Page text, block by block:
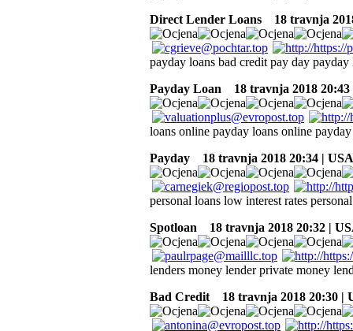
Direct Lender Loans
18 travnja
payday loans bad credit pay day payday
Payday Loan
18 travnja 2018 20:43
loans online payday loans online
Payday
18 travnja 2018 20:34 | USA
personal loans low interest rates
Spotloan
18 travnja 2018 20:32 |
lenders money lender private money
Bad Credit
18 travnja 2018 20:30 |